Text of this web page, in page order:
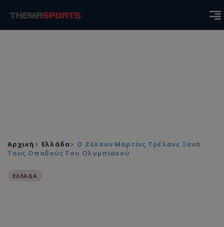
Αρχική Ελλάδα
Ο Ζέλσον Μαρτίνς Τρέλανε Ξανά
Τους Οπαδούς Του Ολυμπιακού
ΕΛΛΑΔΑ